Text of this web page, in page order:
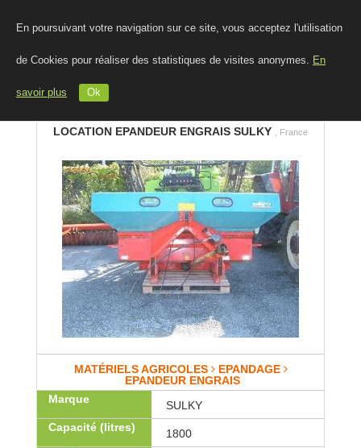
En poursuivant votre navigation sur ce site, vous acceptez l'utilisation
de Cookies pour réaliser des statistiques de visites anonymes. En
savoir plus Ok
LOCATION EPANDEUR ENGRAIS SULKY , France
MATÉRIELS AGRICOLES EPANDAGE
EPANDEUR ENGRAIS
Marque
SULKY
Capacité (litres)
1800